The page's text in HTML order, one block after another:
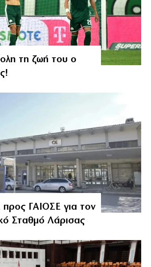
τη ζωή του ο
προς ΓΑΙΟΣΕ για τον
Σταθμό Λάρισας